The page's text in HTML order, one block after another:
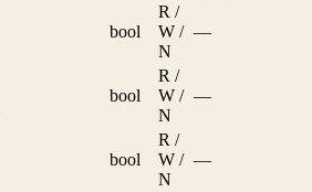
bool
R /
W /
N
—
bool
R /
W /
N
—
bool
R /
W /
N
—